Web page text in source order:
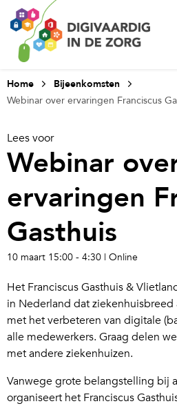
Home
Bijeenkomsten
Webinar over ervaringen Franciscus
Lees voor
Webinar
ervaringen
Gasthuis
10 maart 15:00 - 4:30 | Online
Het Franciscus Gasthuis &
in Nederland dat ziekenhuisbreed
met het verbeteren van digitale
alle medewerkers. Graag delen
met andere ziekenhuizen.
Vanwege grote belangstelling bij
organiseert het Franciscus